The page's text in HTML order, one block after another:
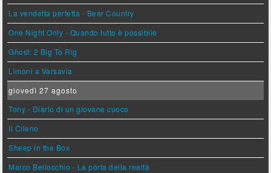
La vendetta perfetta - Bear Country
One Night Only - Quando tutto è possibile
Ghost: 2 Big To Rig
Limoni a Varsavia
giovedì 27 agosto
Tony - Diario di un giovane cuoco
Il Cileno
Sheep in the Box
Marco Bellocchio - La porta della realtà